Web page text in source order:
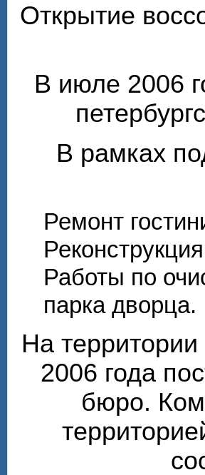
Открытие
В июле 2006
В рамках
Ремонт
Работы по
парка дворца.
На
2006 года
бюро.